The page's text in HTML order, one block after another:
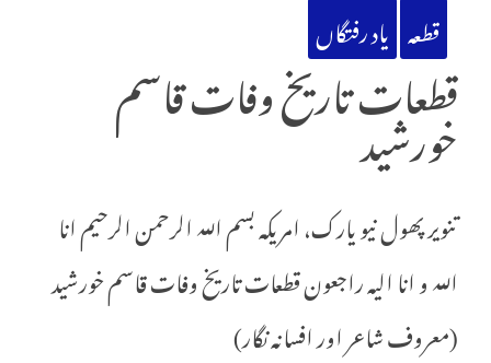
قطعہ یاد رفتگاں
قطعات تاریخ وفات قاسم
خورشید
تنویر پھول نیو یارک، امریکہ بسم الله الرحمن الرحیم انا
الله و انا اليه راجعون قطعات تاریخ وفات قاسم خورشید
(معروف شاعر اور افسانہ نگار)